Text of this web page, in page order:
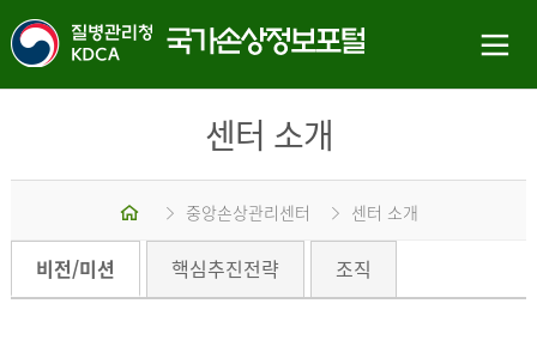
센터 소개
중앙손상관리센터 센터 소개
비전/미션 핵심추진전략 조직